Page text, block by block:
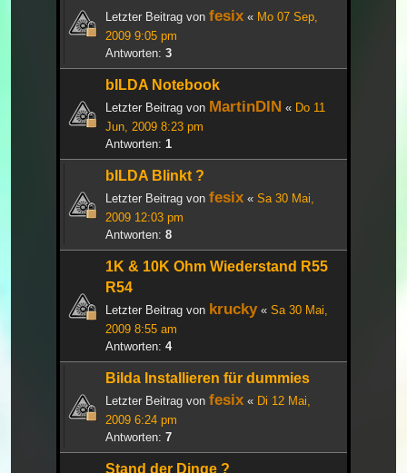
Letzter Beitrag von fesix « Mo 07 Sep,
2009 9:05 pm
Antworten: 3
bILDA Notebook
Letzter Beitrag von MartinDIN « Do 11
Jun, 2009 8:23 pm
Antworten: 1
bILDA Blinkt ?
Letzter Beitrag von fesix « Sa 30 Mai,
2009 12:03 pm
Antworten: 8
1K & 10K Ohm Wiederstand R55
R54
Letzter Beitrag von krucky« Sa 30 Mai,
2009 8:55 am
Antworten: 4
Bilda Installieren für dummies
Letzter Beitrag von fesix « Di 12 Mai,
2009 6:24 pm
Antworten: 7
Stand der Dinge ?